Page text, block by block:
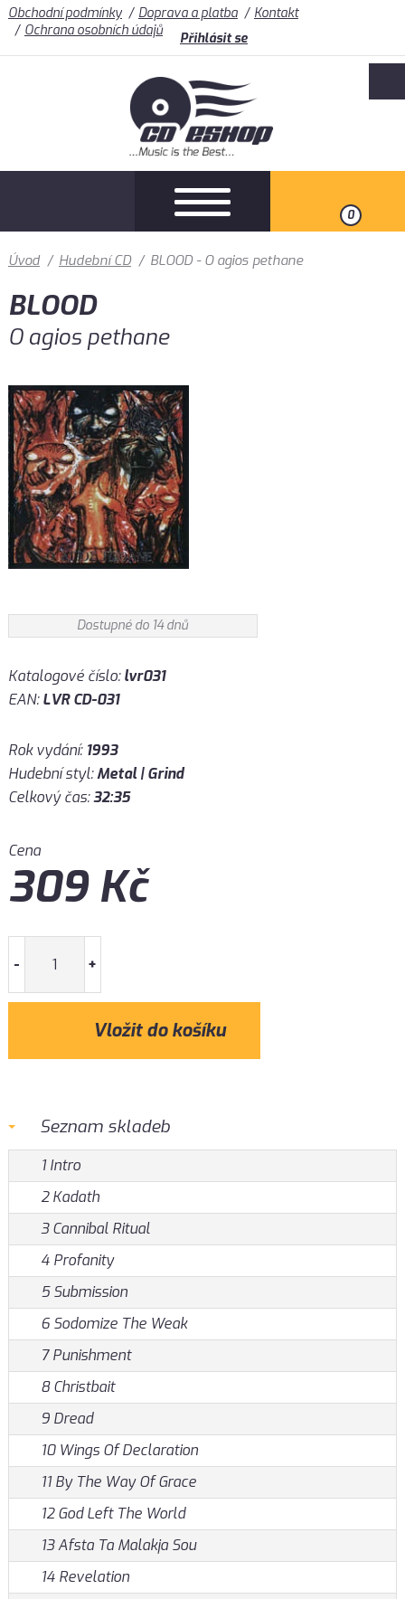
Obchodní podmínky Doprava a platba
Kontakt
Ochrana osobních údajů
Přihlásit se
0
Úvod / Hudební CD / BLOOD - O agios pethane
BLOOD
O agios pethane
Dostupné do 14 dnů
Katalogové číslo:lvr031
EAN:LVR CD-031
Rok vydání: 1993
Hudební styl:Metal | Grind
Celkový čas:32:35
Cena
309Kč
- +
Seznam skladeb
1 Intro
2 Kadath
3 Cannibal Ritual
4 Profanity
5 Submission
6 Sodomize The Weak
7 Punishment
8 Christbait
9 Dread
10 Wings Of Declaration
11 By The Way Of Grace
12 God Left The World
13 Afsta Ta Malakja Sou
14 Revelation